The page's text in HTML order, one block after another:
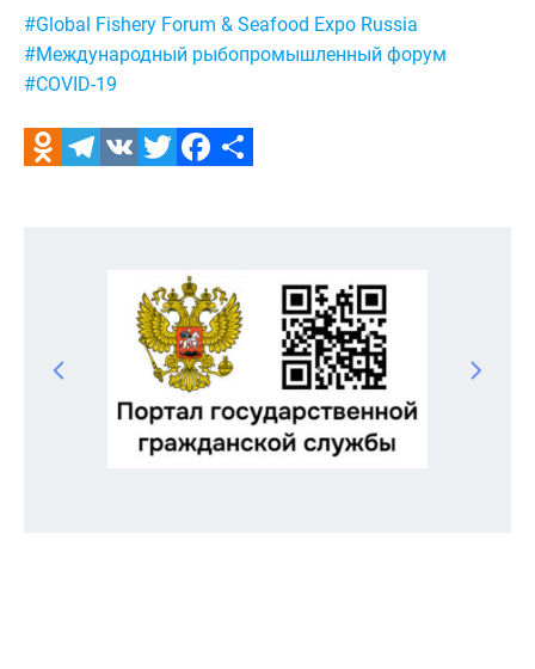
Метки:
#Global Fishery Forum & Seafood Expo Russia
#Международный рыбопромышленный форум
#COVID-19